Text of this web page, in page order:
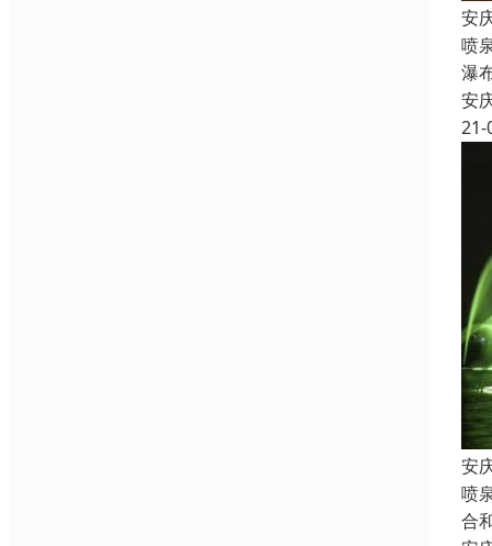
安
喷
瀑
安
21-
安
喷
合